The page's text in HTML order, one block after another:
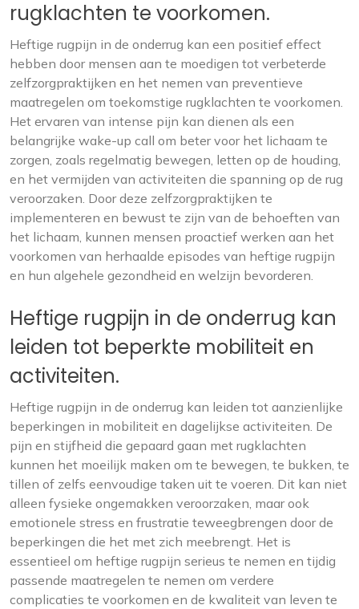
rugklachten te voorkomen.
Heftige rugpijn in de onderrug kan een positief effect
hebben door mensen aan te moedigen tot verbeterde
zelfzorgpraktijken en het nemen van preventieve
maatregelen om toekomstige rugklachten te voorkomen.
Het ervaren van intense pijn kan dienen als een
belangrijke wake-up call om beter voor het lichaam te
zorgen, zoals regelmatig bewegen, letten op de houding,
en het vermijden van activiteiten die spanning op de rug
veroorzaken. Door deze zelfzorgpraktijken te
implementeren en bewust te zijn van de behoeften van
het lichaam, kunnen mensen proactief werken aan het
voorkomen van herhaalde episodes van heftige rugpijn
en hun algehele gezondheid en welzijn bevorderen.
Heftige rugpijn in de onderrug kan
leiden tot beperkte mobiliteit en
activiteiten.
Heftige rugpijn in de onderrug kan leiden tot aanzienlijke
beperkingen in mobiliteit en dagelijkse activiteiten. De
pijn en stijfheid die gepaard gaan met rugklachten
kunnen het moeilijk maken om te bewegen, te bukken, te
tillen of zelfs eenvoudige taken uit te voeren. Dit kan niet
alleen fysieke ongemakken veroorzaken, maar ook
emotionele stress en frustratie teweegbrengen door de
beperkingen die het met zich meebrengt. Het is
essentieel om heftige rugpijn serieus te nemen en tijdig
passende maatregelen te nemen om verdere
complicaties te voorkomen en de kwaliteit van leven te